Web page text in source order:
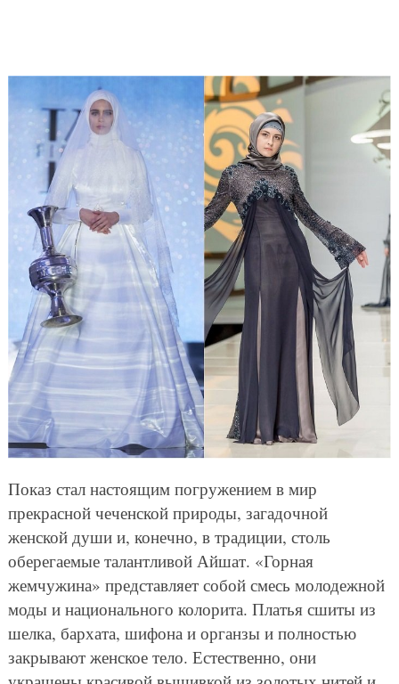
Показ стал настоящим погружением в мир
прекрасной чеченской природы, загадочной
женской души и, конечно, в традиции, столь
оберегаемые талантливой Айшат. «Горная
жемчужина» представляет собой смесь молодежной
моды и национального колорита. Платья сшиты из
шелка, бархата, шифона и органзы и полностью
закрывают женское тело. Естественно, они